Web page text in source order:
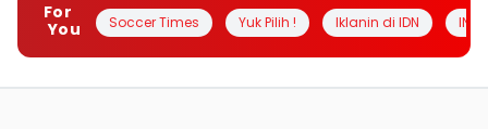
For
You
Soccer Times Yuk Pilih ! Iklanin di IDN